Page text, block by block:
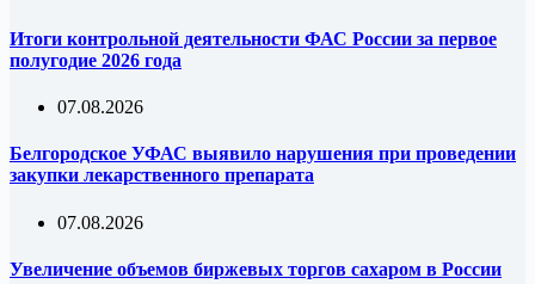
Итоги контрольной деятельности ФАС России за первое
полугодие 2026 года
07.08.2026
Белгородское УФАС выявило нарушения при проведении
закупки лекарственного препарата
07.08.2026
Увеличение объемов биржевых торгов сахаром в России